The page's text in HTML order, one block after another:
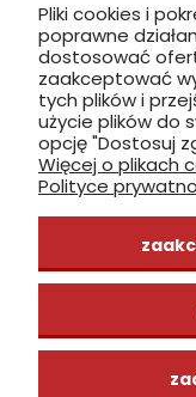
Pliki cookies i
poprawne
dostosować
zaakceptować
tych plików i
użycie plików do
opcję "Dostosuj
Więcej o plikach
Polityce